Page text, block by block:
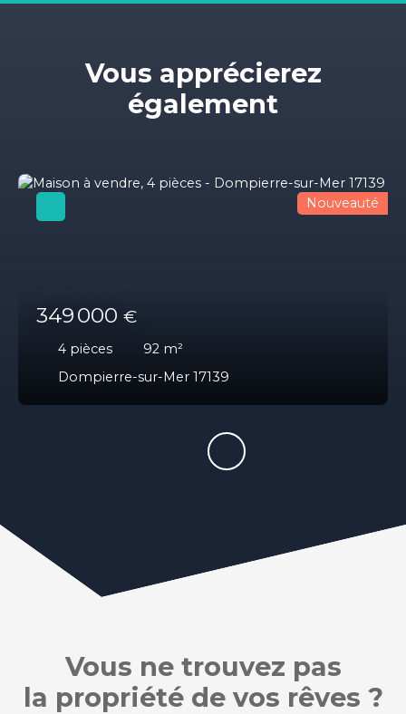
Vous apprécierez
également
349 000 €
4 pièces 92 m²
Dompierre-sur-Mer 17139
Nouveauté
Vous ne trouvez pas
la propriété de vos rêves ?